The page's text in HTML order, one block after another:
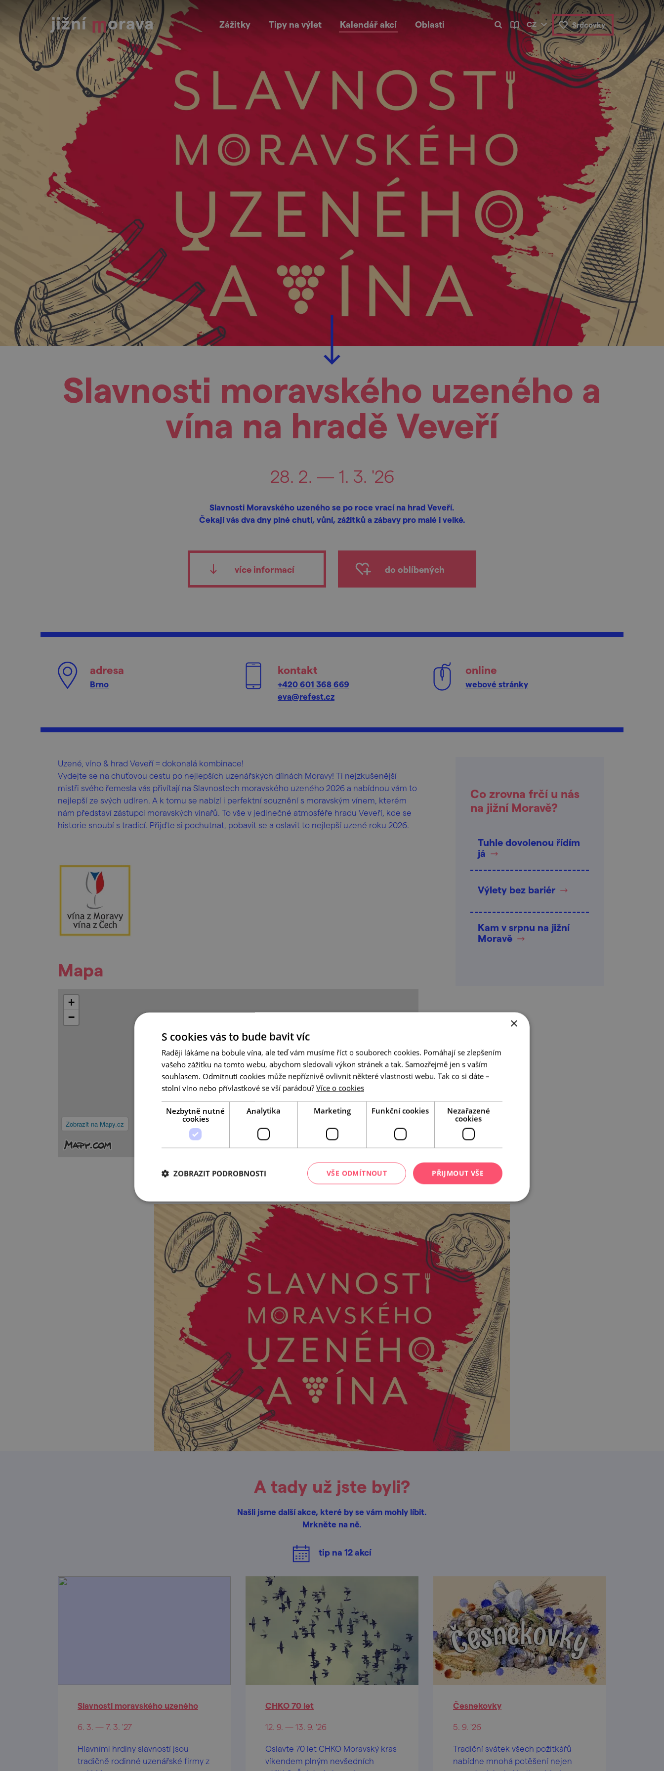
Zážitky Tipy na výlet Kalendář akcí Oblasti CZ Srdcovky
Slavnosti moravského uzeného a
vína na hradě Veveří
28. 2. — 1. 3. '26
Slavnosti Moravského uzeného se po roce vrací na hrad Veveří.
Čekají vás dva dny plné chutí, vůní, zážitků a zábavy pro malé i velké.
více informací do oblíbených
adresa
Brno
kontakt
+420 601 368 669
eva@refest.cz
online
webové stránky
Uzené, víno & hrad Veveří = dokonalá kombinace!
Vydejte se na chuťovou cestu po nejlepších uzenářských dílnách Moravy! Ti nejzkušenější
mistři svého řemesla vás přivítají na Slavnostech moravského uzeného 2026 a nabídnou vám to
nejlepší ze svých udíren. A k tomu se nabízí i perfektní souznění s moravským vínem, kterém
nám představí zástupci moravských vinařů. To vše v jedinečné atmosféře hradu Veveří, kde se
historie snoubí s tradicí. Přijďte si pochutnat, pobavit se a oslavit to nejlepší uzené roku 2026.
Mapa
Zobrazit na Mapy.cz
+
−
Co zrovna frčí u nás
na jižní Moravě?
Tuhle dovolenou řídím
já
Výlety bez bariér
Kam v srpnu na jižní
Moravě
A tady už jste byli?
Našli jsme další akce, které by se vám mohly líbit.
Mrkněte na ně.
tip na 12akcí
Slavnosti moravského uzeného
6. 3. — 7. 3. '27
Hlavními hrdiny slavností jsou
tradičně rodinné uzenářské firmy z
CHKO 70 let
12. 9. — 13. 9. '26
Oslavte 70 let CHKO Moravský kras
víkendem plným nevšedních
Česnekovky
5. 9. '26
Tradiční svátek všech požitkářů
nabídne mnohá potěšení nejen
×
S cookies vás to bude bavit víc
Raději lákáme na bobule vína, ale teď vám musíme říct o souborech cookies. Pomáhají se zlepšením
vašeho zážitku na tomto webu, abychom sledovali výkon stránek a tak. Samozřejmě jen s vaším
souhlasem. Odmítnutí cookies může nepříznivě ovlivnit některé vlastnosti webu. Tak co si dáte –
stolní víno nebo přívlastkové se vší parádou? Více o cookies
Nezbytně nutné
cookies
Analytika Marketing Funkční cookies
Nezařazené
cookies
PŘIJMOUT VŠE
VŠE ODMÍTNOUT
ZOBRAZIT PODROBNOSTI